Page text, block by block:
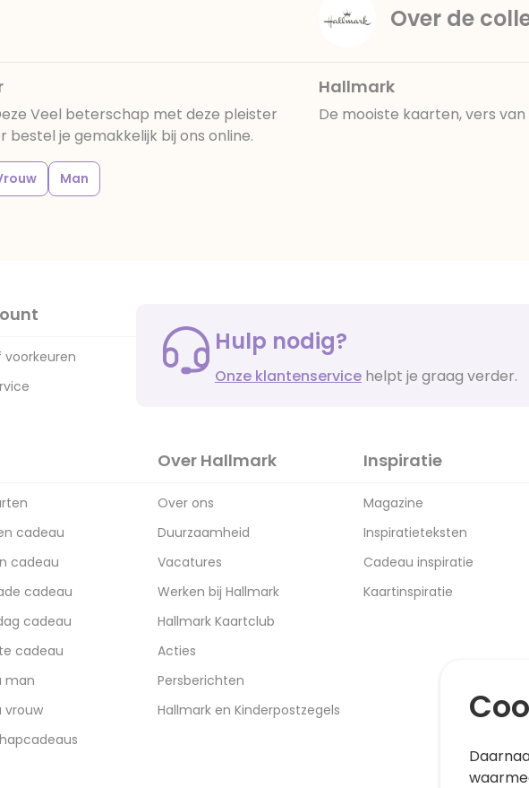
Veel beterschap met deze pleister
je gemakkelijk bij ons online.
Man
Over de
Hallmark
De mooiste kaarten, vers
voorkeuren
Hulp nodig?
Onze klantenservice helpt je graag verder.
cadeau
cadeau
cadeau
cadeau
cadeau
man
vrouw
Over Hallmark
Over ons
Duurzaamheid
Vacatures
Werken bij Hallmark
Hallmark Kaartclub
Acties
Persberichten
Hallmark en Kinderpostzegels
Inspiratie
Magazine
Inspiratieteksten
Cadeau inspiratie
Kaartinspiratie